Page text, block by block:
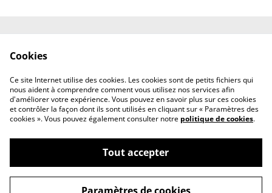
confidentialité
Mentions légales
©2026Vasuki Woehrel graphiste
Cookies
Ce site Internet utilise des cookies. Les cookies sont de petits fichiers qui
nous aident à comprendre comment vous utilisez nos services afin
d'améliorer votre expérience. Vous pouvez en savoir plus sur ces cookies
et contrôler la façon dont ils sont utilisés en cliquant sur « Paramètres des
cookies ». Vous pouvez également consulter notre politique de cookies.
Tout accepter